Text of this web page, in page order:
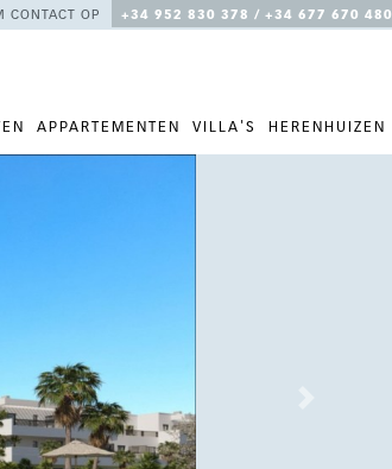
CONTACT OP +34 952 830 378 / +34 677 670 480
APPARTEMENTEN VILLA'S HERENHUIZEN